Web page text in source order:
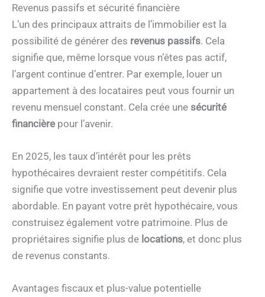
Revenus passifs et sécurité financière
L’un des principaux attraits de l’immobilier est la
possibilité de générer des revenus passifs. Cela
signifie que, même lorsque vous n’êtes pas actif,
l’argent continue d’entrer. Par exemple, louer un
appartement à des locataires peut vous fournir un
revenu mensuel constant. Cela crée une sécurité
financière pour l’avenir.
En 2025, les taux d’intérêt pour les prêts
hypothécaires devraient rester compétitifs. Cela
signifie que votre investissement peut devenir plus
abordable. En payant votre prêt hypothécaire, vous
construisez également votre patrimoine. Plus de
propriétaires signifie plus de locations, et donc plus
de revenus constants.
Avantages fiscaux et plus-value potentielle